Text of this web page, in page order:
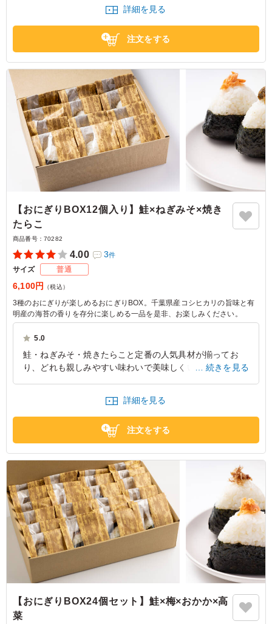
詳細を見る
注文をする
【おにぎりBOX12個入り】鮭×ねぎみそ×焼き
たらこ
商品番号： 70282
4.00 3件
サイズ 普通
6,100円 （税込）
3種のおにぎりが楽しめるおにぎりBOX。千葉県産コシヒカリの旨味と有
明産の海苔の香りを存分に楽しめる一品を是非、お楽しみください。
5.0
鮭・ねぎみそ・焼きたらこと定番の人気具材が揃ってお
り、どれも親しみやすい味わいで美味しくいただけます。
いるため衛生面でも安心感があり、配布しやすく持ち運び
にも便利です。
続きを見る
詳細を見る
注文をする
【おにぎりBOX24個セット】鮭×梅×おかか×高
菜